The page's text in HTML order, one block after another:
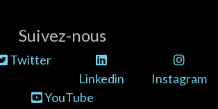
Suivez-nous
Twitter
Linkedin
Instagram
YouTube